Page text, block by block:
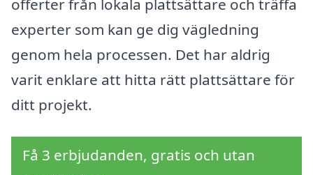
offerter från lokala plattsättare och träffa
experter som kan ge dig vägledning
genom hela processen. Det har aldrig
varit enklare att hitta rätt plattsättare för
ditt projekt.
Få 3 erbjudanden, gratis och utan